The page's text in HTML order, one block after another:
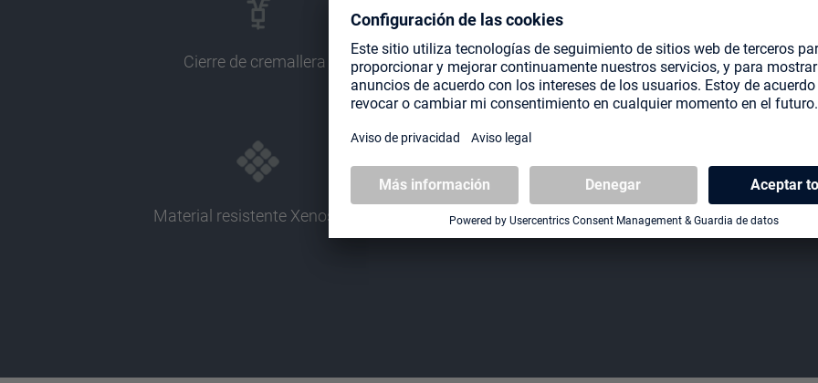
Cierre de cremallera Diseñado para cartas en doble funda
Material resistente Xenoskin Páginas sin ácido y PVC